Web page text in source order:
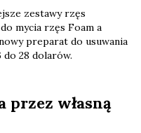
zestawy rzęs
mycia rzęs Foam a
preparat do usuwania
do 28 dolarów.
przez własną